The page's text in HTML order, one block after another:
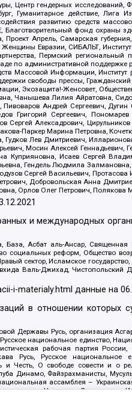
Центр гендерных
действие, Лига
развитию средств
Благотворительный фонд
Проект Апрель, Самарская
Евразии, СИБАЛЬТ,
Пермский
административной поддержке
Массовой Информации,
свободы прессы,
Экозащита!-Женсовет,
Лилия Айратовна,
Андрей Сергеевич,
Григорий Сергеевич,
Сергей Алексадрович,
Паркер Марина Петровна,
Лев Дмитриевич,
Мосин Алексей
Исаев Сергей
Гендель Людмила
Сергей Васильевич,
Добровольская Анна
Орлов Олег Петрович, Полякова
и международных
Асбат аль-Ансар, Священная
социальных реформ,
сектор, Исламское
Валь-Джихад, Чистопольский
i-materialy.html данные на
в отношении которых
Державы Русь, организация
национальное единство,
рабочая партия
Русь, Русское национальное
Честь, О свободе совести и о
Динамо, Файзрахманисты,
ассамблея –
Народная Социальная